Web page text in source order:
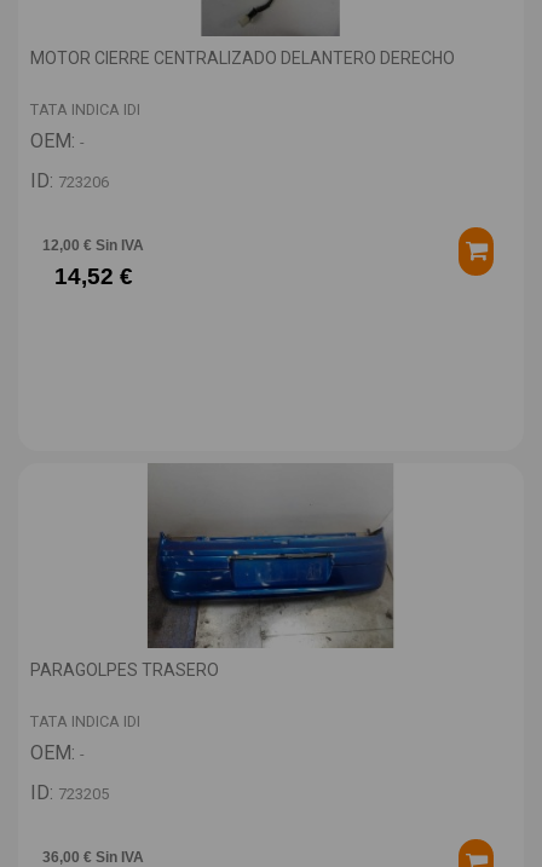
MOTOR CIERRE CENTRALIZADO DELANTERO DERECHO
TATA INDICA IDI
OEM: -
ID: 723206
12,00 € Sin IVA
14,52 €
PARAGOLPES TRASERO
TATA INDICA IDI
OEM: -
ID: 723205
36,00 € Sin IVA